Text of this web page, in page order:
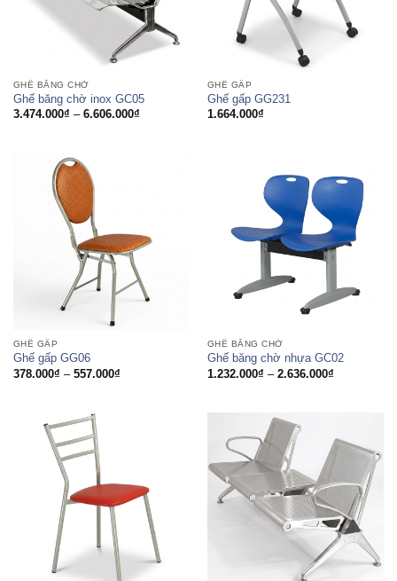
GHẾ BĂNG CHỜ
Ghế băng chờ inox GC05
3.474.000₫ – 6.606.000₫Khoảng
GHẾ GẤP
Ghế gấp GG231
1.664.000₫
GHẾ GẤP
Ghế gấp GG06
378.000₫ – 557.000₫Khoảng
GHẾ BĂNG CHỜ
Ghế băng chờ nhựa GC02
1.232.000₫ – 2.636.000₫Khoảng